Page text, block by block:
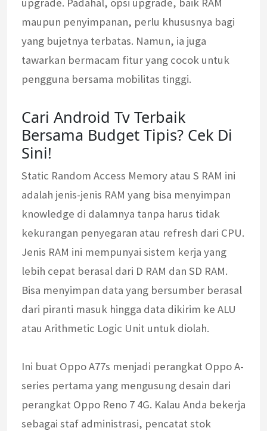
maupun penyimpanan, perlu khususnya bagi
yang bujetnya terbatas. Namun, ia juga
tawarkan bermacam fitur yang cocok untuk
pengguna bersama mobilitas tinggi.
Cari Android Tv Terbaik
Bersama Budget Tipis? Cek Di
Sini!
Static Random Access Memory atau S RAM ini
adalah jenis-jenis RAM yang bisa menyimpan
knowledge di dalamnya tanpa harus tidak
kekurangan penyegaran atau refresh dari CPU.
Jenis RAM ini mempunyai sistem kerja yang
lebih cepat berasal dari D RAM dan SD RAM.
Bisa menyimpan data yang bersumber berasal
dari piranti masuk hingga data dikirim ke ALU
atau Arithmetic Logic Unit untuk diolah.
Ini buat Oppo A77s menjadi perangkat Oppo A-
series pertama yang mengusung desain dari
perangkat Oppo Reno 7 4G. Kalau Anda bekerja
sebagai staf administrasi, pencatat stok